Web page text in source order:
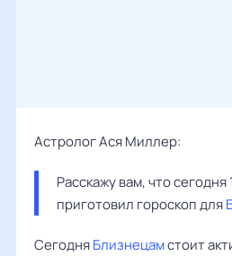
Астролог Ася Миллер:
Расскажу вам, что
приготовил гороскоп для
СегодняБлизнецамстоит